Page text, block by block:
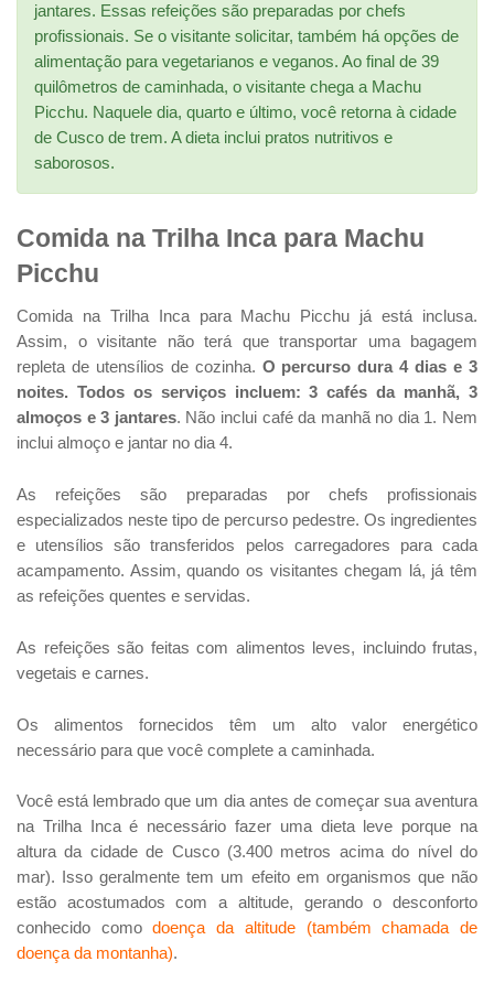
jantares. Essas refeições são preparadas por chefs
profissionais. Se o visitante solicitar, também há opções de
alimentação para vegetarianos e veganos. Ao final de 39
quilômetros de caminhada, o visitante chega a Machu
Picchu. Naquele dia, quarto e último, você retorna à cidade
de Cusco de trem. A dieta inclui pratos nutritivos e
saborosos.
Comida na Trilha Inca para Machu
Picchu
Comida na Trilha Inca para Machu Picchu já está inclusa.
Assim, o visitante não terá que transportar uma bagagem
repleta de utensílios de cozinha. O percurso dura 4 dias e 3
noites. Todos os serviços incluem: 3 cafés da manhã, 3
almoços e 3 jantares. Não inclui café da manhã no dia 1. Nem
inclui almoço e jantar no dia 4.
As refeições são preparadas por chefs profissionais
especializados neste tipo de percurso pedestre. Os ingredientes
e utensílios são transferidos pelos carregadores para cada
acampamento. Assim, quando os visitantes chegam lá, já têm
as refeições quentes e servidas.
As refeições são feitas com alimentos leves, incluindo frutas,
vegetais e carnes.
Os alimentos fornecidos têm um alto valor energético
necessário para que você complete a caminhada.
Você está lembrado que um dia antes de começar sua aventura
na Trilha Inca é necessário fazer uma dieta leve porque na
altura da cidade de Cusco (3.400 metros acima do nível do
mar). Isso geralmente tem um efeito em organismos que não
estão acostumados com a altitude, gerando o desconforto
conhecido comodoença da altitude (também chamada de
doença da montanha).